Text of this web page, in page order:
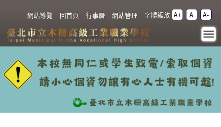
網站導覽 回首頁 行事曆 網站管理 字體縮放 A+ A A-
學雜費公告 - 臺北市立木
柵高級工業職業學校
:::